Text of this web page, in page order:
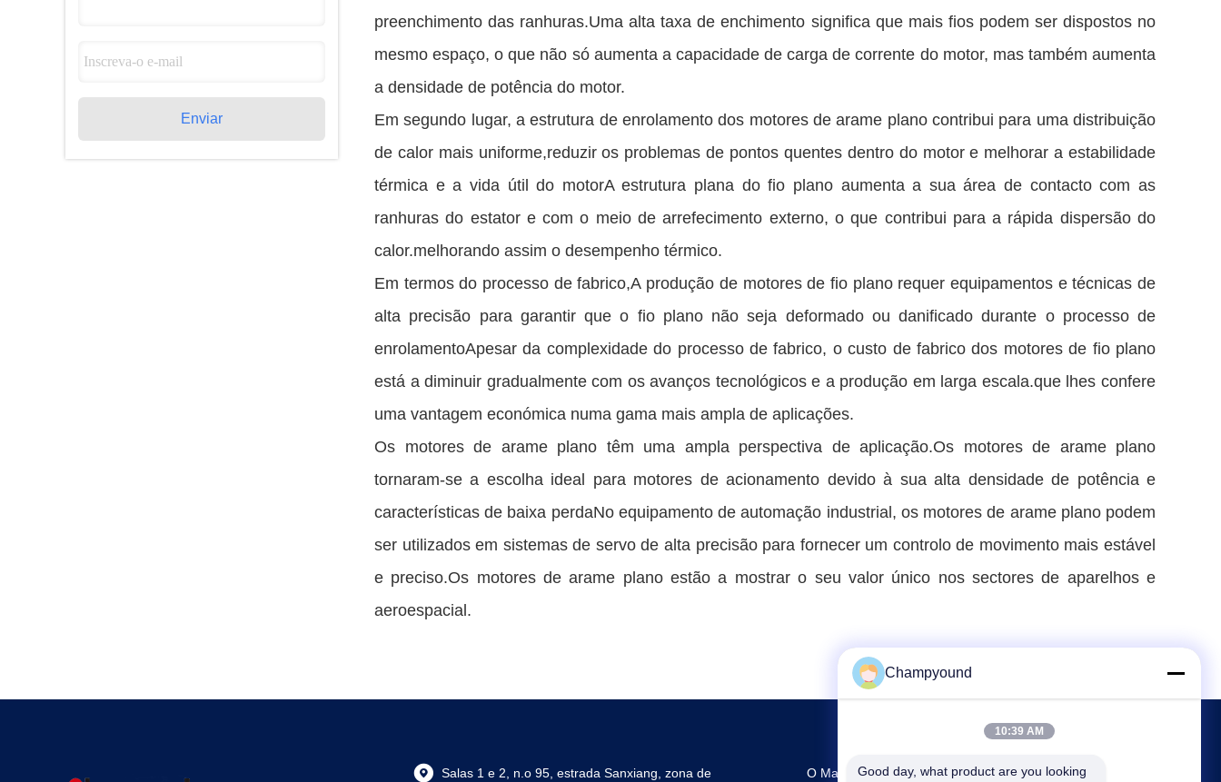
Enviar
preenchimento das ranhuras.Uma alta taxa de enchimento significa que mais fios podem ser dispostos no
mesmo espaço, o que não só aumenta a capacidade de carga de corrente do motor, mas também aumenta
a densidade de potência do motor.
Em segundo lugar, a estrutura de enrolamento dos motores de arame plano contribui para uma distribuição
de calor mais uniforme,reduzir os problemas de pontos quentes dentro do motor e melhorar a estabilidade
térmica e a vida útil do motorA estrutura plana do fio plano aumenta a sua área de contacto com as
ranhuras do estator e com o meio de arrefecimento externo, o que contribui para a rápida dispersão do
calor.melhorando assim o desempenho térmico.
Em termos do processo de fabrico,A produção de motores de fio plano requer equipamentos e técnicas de
alta precisão para garantir que o fio plano não seja deformado ou danificado durante o processo de
enrolamentoApesar da complexidade do processo de fabrico, o custo de fabrico dos motores de fio plano
está a diminuir gradualmente com os avanços tecnológicos e a produção em larga escala.que lhes confere
uma vantagem económica numa gama mais ampla de aplicações.
Os motores de arame plano têm uma ampla perspectiva de aplicação.Os motores de arame plano
tornaram-se a escolha ideal para motores de acionamento devido à sua alta densidade de potência e
características de baixa perdaNo equipamento de automação industrial, os motores de arame plano podem
ser utilizados em sistemas de servo de alta precisão para fornecer um controlo de movimento mais estável
e preciso.Os motores de arame plano estão a mostrar o seu valor único nos sectores de aparelhos e
aeroespacial.
Salas 1 e 2, n.o 95, estrada Sanxiang, zona de O Maior Centro De Investigação E
Champyound
10:39 AM
Good day, what product are you looking